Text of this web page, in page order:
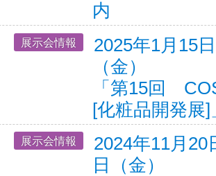
内
展示会情報
2025年1月15
（金）
「第15回
[化粧品開発展
展示会情報
2024年11月20
日（金）